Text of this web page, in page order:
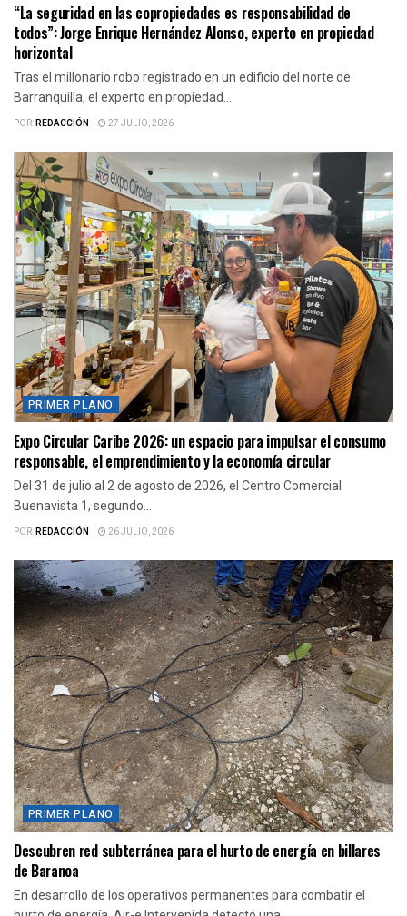
“La seguridad en las copropiedades es responsabilidad de
todos”: Jorge Enrique Hernández Alonso, experto en propiedad
horizontal
Tras el millonario robo registrado en un edificio del norte de
Barranquilla, el experto en propiedad...
POR:REDACCIÓN 27 JULIO, 2026
PRIMER PLANO
Expo Circular Caribe 2026: un espacio para impulsar el consumo
responsable, el emprendimiento y la economía circular
Del 31 de julio al 2 de agosto de 2026, el Centro Comercial
Buenavista 1, segundo...
POR:REDACCIÓN 26 JULIO, 2026
PRIMER PLANO
Descubren red subterránea para el hurto de energía en billares
de Baranoa
En desarrollo de los operativos permanentes para combatir el